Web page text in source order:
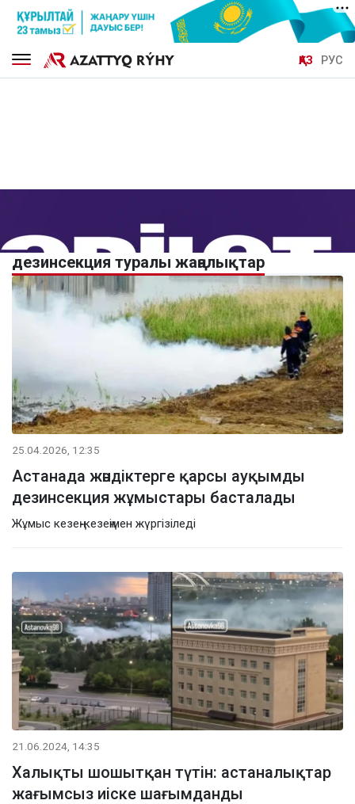
ҚАЗ РУС
дезинсекция туралы жаңалықтар
25.04.2026, 12:35
Астанада жәндіктерге қарсы ауқымды
дезинсекция жұмыстары басталады
Жұмыс кезең-кезеңімен жүргізіледі
21.06.2024, 14:35
Халықты шошытқан түтін: астаналықтар
жағымсыз иіске шағымданды